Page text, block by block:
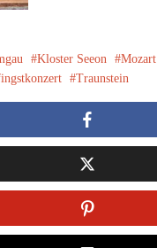
Kloster Seeon Mozart
Traunstein